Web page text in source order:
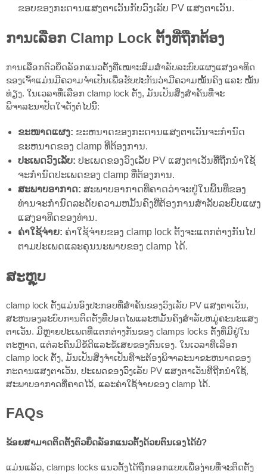
ຂອບຂອງກະດານແສງຕາເວັນກັບວົງເລັບ PV ແສງຕາເວັນ.
ການເລືອກ Clamp Lock ຕັ້ງທີ່ຖືກຕ້ອງ
ການເລືອກຕົວຍຶດລັອກແນວຕັ້ງທີ່ເໝາະສົມສຳລັບລະບົບແຜງແສງອາທິດ
ຂອງເຈົ້າແມ່ນມີຄວາມຈຳເປັນເພື່ອຮັບປະກັນວ່າມີຄວາມໝັ້ນຄົງ ແລະ ໝັ້ນ
ທ່ຽງ. ໃນເວລາທີ່ເລືອກ clamp lock ຕັ້ງ, ມັນເປັນສິ່ງສໍາຄັນທີ່ຈະ
ພິຈາລະນາປັດໃຈດັ່ງຕໍ່ໄປນີ້:
ຂະໜາດແຜງ: ຂະຫນາດຂອງກະດານແສງຕາເວັນຈະກໍານົດ
ຂະຫນາດຂອງ clamp ທີ່ຕ້ອງການ.
ປະເພດວົງເລັບ: ປະເພດຂອງວົງເລັບ PV ແສງຕາເວັນທີ່ຖືກນໍາໃຊ້
ຈະກໍານົດປະເພດຂອງ clamp ທີ່ຕ້ອງການ.
ສະ​ພາບ​ອາ​ກາດ: ສະພາບອາກາດທີ່ຄາດວ່າຈະຢູ່ໃນພື້ນທີ່ຂອງ
ທ່ານຈະກໍານົດລະດັບຄວາມຫມັ້ນຄົງທີ່ຕ້ອງການສໍາລັບລະບົບແຜງ
ແສງອາທິດຂອງທ່ານ.
ຄ່າໃຊ້ຈ່າຍ: ຄ່າໃຊ້ຈ່າຍຂອງ clamp lock ຕັ້ງຈະແຕກຕ່າງກັນໄປ
ຕາມປະເພດແລະຄຸນນະພາບຂອງ clamp ໄດ້.
ສະຫຼຸບ
clamp lock ຕັ້ງແມ່ນອົງປະກອບທີ່ສໍາຄັນຂອງວົງເລັບ PV ແສງຕາເວັນ,
ສະຫນອງລະບົບການຕິດຕັ້ງທີ່ປອດໄພແລະຫມັ້ນຄົງສໍາລັບຫມູ່ຄະນະແສງ
ຕາເວັນ. ມີຫຼາຍປະເພດທີ່ແຕກຕ່າງກັນຂອງ clamps locks ຕັ້ງທີ່ມີຢູ່ໃນ
ຕະຫຼາດ, ແຕ່ລະຄົນມີຂໍ້ດີແລະຂໍ້ເສຍຂອງຕົນເອງ. ໃນເວລາທີ່ເລືອກ
clamp lock ຕັ້ງ, ມັນເປັນສິ່ງຈໍາເປັນທີ່ຈະຕ້ອງພິຈາລະນາຂະຫນາດຂອງ
ກະດານແສງຕາເວັນ, ປະເພດຂອງວົງເລັບ PV ແສງຕາເວັນທີ່ຖືກນໍາໃຊ້,
ສະພາບອາກາດທີ່ຄາດໄວ້, ແລະຄ່າໃຊ້ຈ່າຍຂອງ clamp ໄດ້.
FAQs
ຂ້ອຍສາມາດຕິດຕັ້ງຕົວຍຶດລັອກແນວຕັ້ງດ້ວຍຕົນເອງໄດ້ບໍ?
ແມ່ນແລ້ວ, clamps locks ແນວຕັ້ງໄດ້ຖືກອອກແບບເພື່ອງ່າຍທີ່ຈະຕິດຕັ້ງ